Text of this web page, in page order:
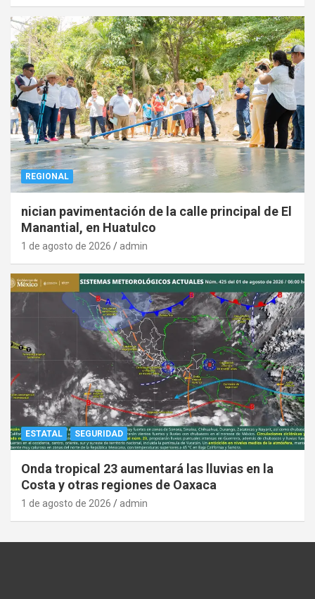
REGIONAL
nician pavimentación de la calle principal de El
Manantial, en Huatulco
1 de agosto de 2026 admin
ESTATAL SEGURIDAD
Onda tropical 23 aumentará las lluvias en la
Costa y otras regiones de Oaxaca
1 de agosto de 2026 admin